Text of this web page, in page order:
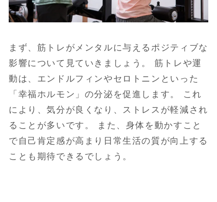
まず、筋トレがメンタルに与えるポジティブな
影響について見ていきましょう。 筋トレや運
動は、エンドルフィンやセロトニンといった
「幸福ホルモン」の分泌を促進します。 これ
により、気分が良くなり、ストレスが軽減され
ることが多いです。 また、身体を動かすこと
で自己肯定感が高まり日常生活の質が向上する
ことも期待できるでしょう。